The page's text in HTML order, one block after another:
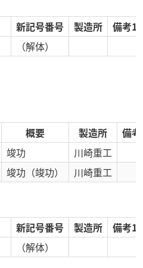
新記号番号 製造所
備考1
（解体）
概要 製造所
備
竣功
川崎重工
竣功 （竣功） 川崎重工
新記号番号 製造所
備考1
（解体）